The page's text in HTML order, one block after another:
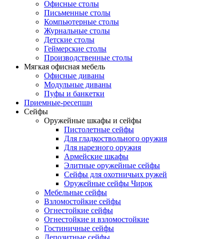
Офисные столы
Письменные столы
Компьютерные столы
Журнальные столы
Детские столы
Геймерские столы
Производственные столы
Мягкая офисная мебель
Офисные диваны
Модульные диваны
Пуфы и банкетки
Приемные-ресепшн
Сейфы
Оружейные шкафы и сейфы
Пистолетные сейфы
Для гладкоствольного оружия
Для нарезного оружия
Армейские шкафы
Элитные оружейные сейфы
Сейфы для охотничьих ружей
Оружейные сейфы Чирок
Мебельные сейфы
Взломостойкие сейфы
Огнестойкие сейфы
Огнестойкие и взломостойкие
Гостиничные сейфы
Депозитные сейфы